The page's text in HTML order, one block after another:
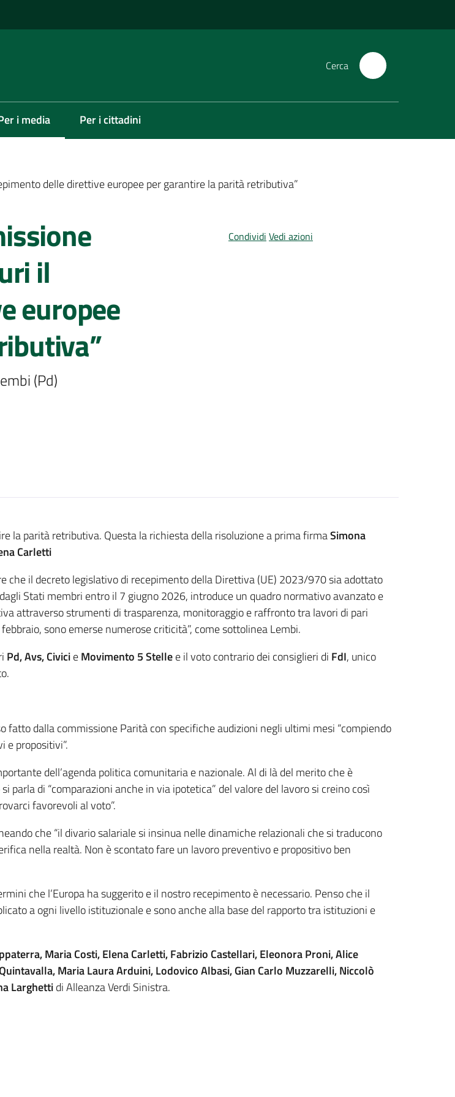
Cerca
i media
selezionato Per i cittadini
delle direttive europee per garantire la parità retributiva”
il
europee
(Pd)
Condividi Vedi azioni
la parità retributiva. Questa la richiesta della risoluzione a prima firmaSimona
Carletti
che il decreto legislativo di recepimento della Direttiva (UE) 2023/970 sia adottato
Stati membri entro il 7 giugno 2026, introduce un quadro normativo avanzato e
attraverso strumenti di trasparenza, monitoraggio e raffronto tra lavori di pari
sono emerse numerose criticità”, come sottolinea Lembi.
Pd, Avs, CivicieMovimento 5 Stellee il voto contrario dei consiglieri di FdI, unico
dalla commissione Parità con specifiche audizioni negli ultimi mesi “compiendo
e propositivi”.
dell’agenda politica comunitaria e nazionale. Al di là del merito che è
parla di “comparazioni anche in via ipotetica” del valore del lavoro si creino così
favorevoli al voto”.
che “il divario salariale si insinua nelle dinamiche relazionali che si traducono
nella realtà. Non è scontato fare un lavoro preventivo e propositivo ben
che l’Europa ha suggerito e il nostro recepimento è necessario. Penso che il
a ogni livello istituzionale e sono anche alla base del rapporto tra istituzioni e
Maria Costi, Elena Carletti, Fabrizio Castellari, Eleonora Proni, Alice
Maria Laura Arduini, Lodovico Albasi, Gian Carlo Muzzarelli, Niccolò
Larghettidi Alleanza Verdi Sinistra.